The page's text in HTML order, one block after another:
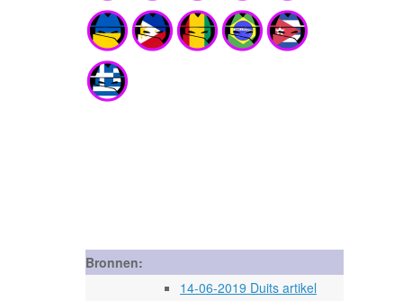
Bronnen:
14-06-2019 Duits artikel